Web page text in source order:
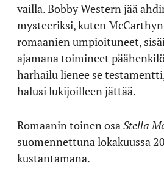
vailla. Bobby Western jää
mysteeriksi, kuten
romaanien umpioituneet,
ajamana toimineet
harhailu lienee se
halusi lukijoilleen jättää.
Romaanin toinen osaStella
suomennettuna lokakuussa
kustantamana.